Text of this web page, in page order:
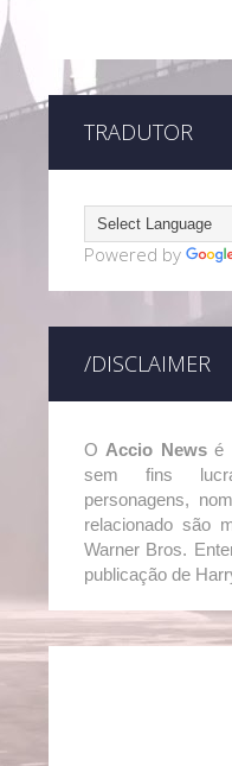
TRADUTOR
Powered by
/DISCLAIMER
O Accio Newsé
sem fins
personagens,
relacionado são
Warner Bros.
publicação de